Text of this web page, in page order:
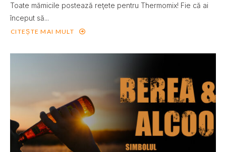
Toate mămicile postează reţete pentru Thermomix! Fie că ai
început să...
CITEȘTE MAI MULT